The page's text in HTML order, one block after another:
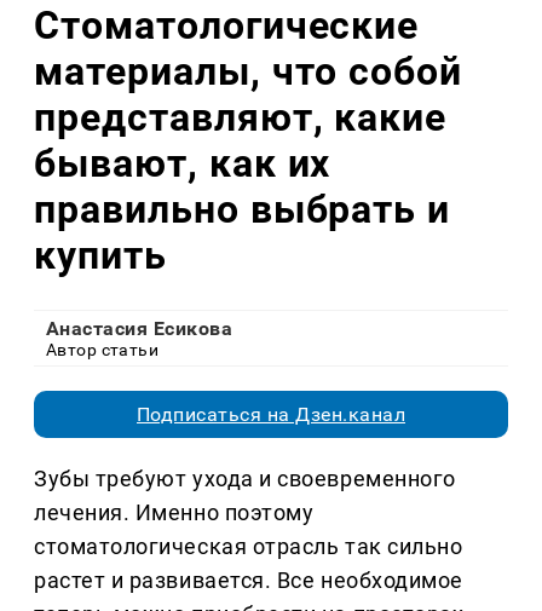
Стоматологические
материалы, что собой
представляют, какие
бывают, как их
правильно выбрать и
купить
Анастасия Есикова
Автор статьи
Подписаться на Дзен.канал
Зубы требуют ухода и своевременного
лечения. Именно поэтому
стоматологическая отрасль так сильно
растет и развивается. Все необходимое